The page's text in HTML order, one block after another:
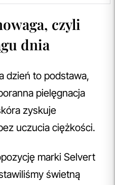
czyli
dnia
dzień to podstawa,
pielęgnacja
zyskuje
uczucia ciężkości.
marki Selvert
świetną